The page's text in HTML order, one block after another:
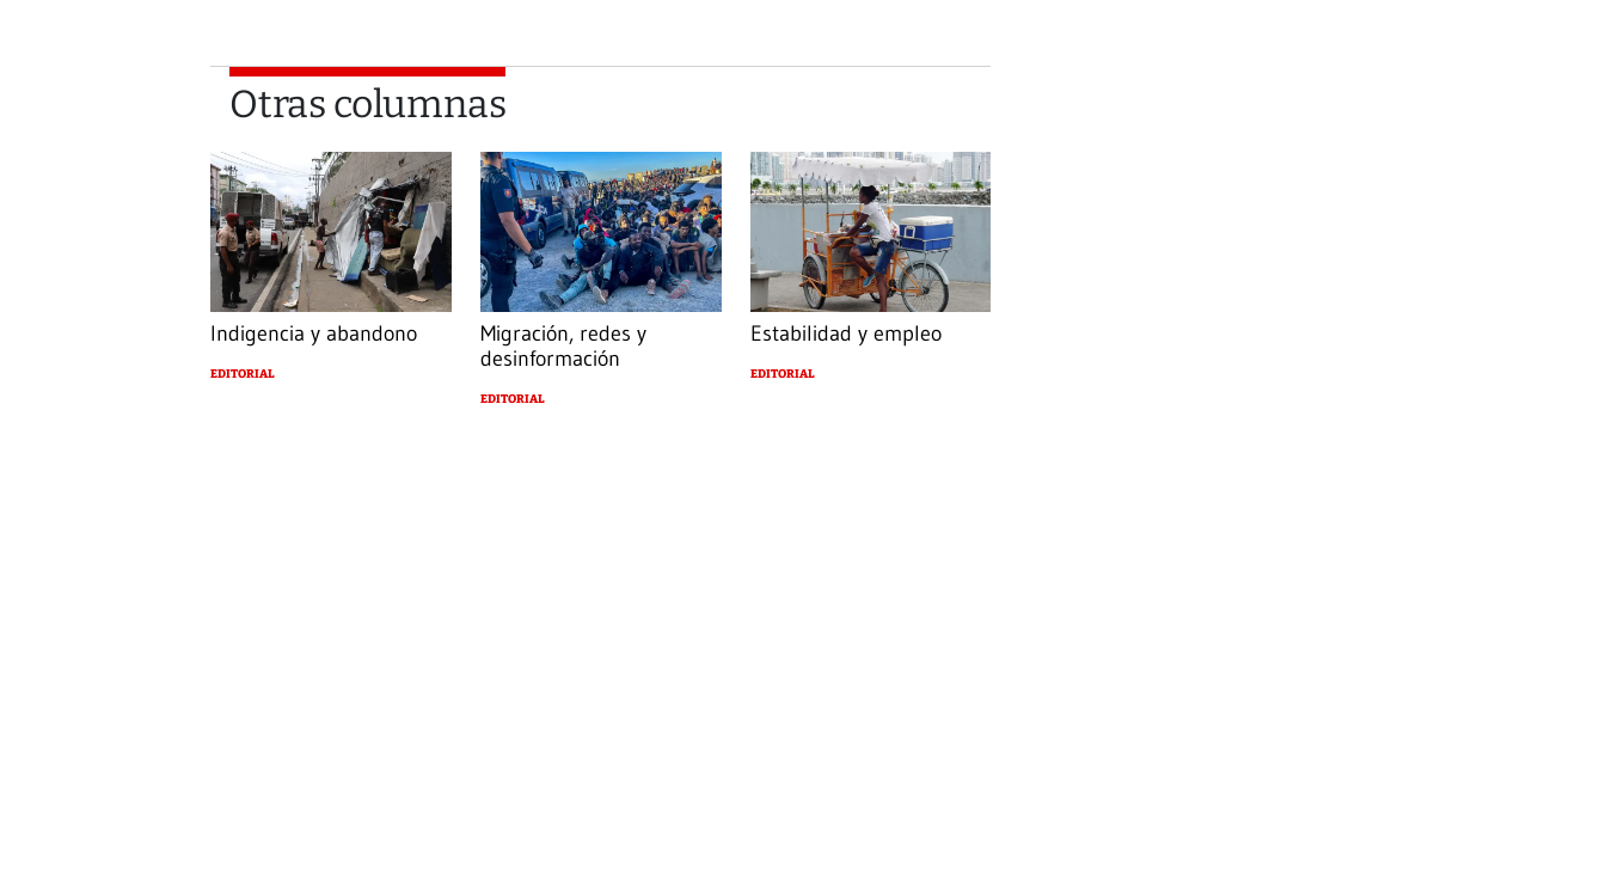
Otras columnas
Indigencia y abandono
EDITORIAL
Migración, redes y
desinformación
EDITORIAL
Estabilidad y empleo
EDITORIAL